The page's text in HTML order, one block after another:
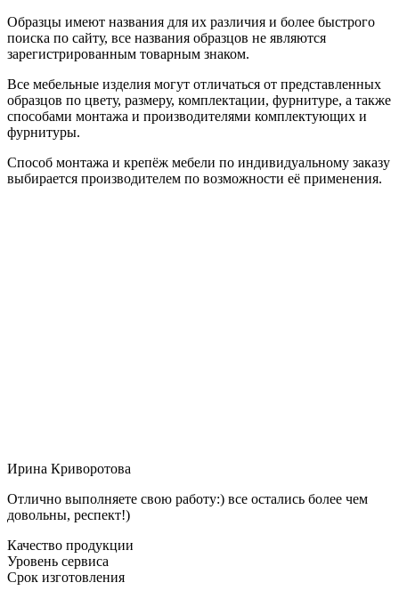
Образцы имеют названия для их различия и более быстрого
поиска по сайту, все названия образцов не являются
зарегистрированным товарным знаком.
Все мебельные изделия могут отличаться от представленных
образцов по цвету, размеру, комплектации, фурнитуре, а также
способами монтажа и производителями комплектующих и
фурнитуры.
Способ монтажа и крепёж мебели по индивидуальному заказу
выбирается производителем по возможности её применения.
Ирина Криворотова
Отлично выполняете свою работу:) все остались более чем
довольны, респект!)
Качество продукции
Уровень сервиса
Срок изготовления